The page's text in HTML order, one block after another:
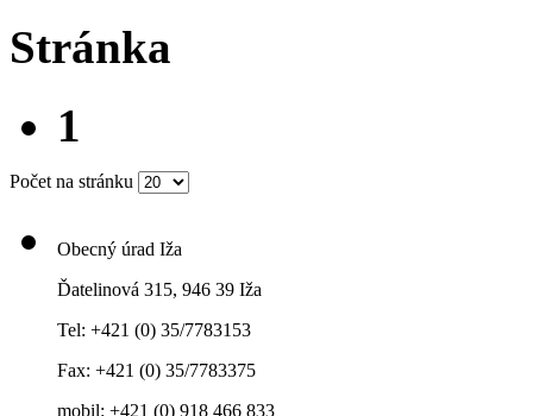
Stránka
1
Počet na stránku
Obecný úrad Iža
Ďatelinová 315, 946 39 Iža
Tel: +421 (0) 35/7783153
Fax: +421 (0) 35/7783375
mobil: +421 (0) 918 466 833